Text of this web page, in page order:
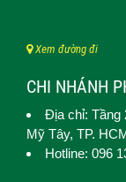
Xem đường đi
CHI NHÁNH
Địa chỉ: Tầng
Mỹ Tây, TP.
Hotline: 096